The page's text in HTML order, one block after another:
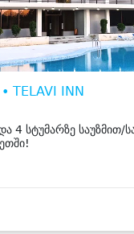
TELAVI INN
4 სტუმარზე საუზმით/